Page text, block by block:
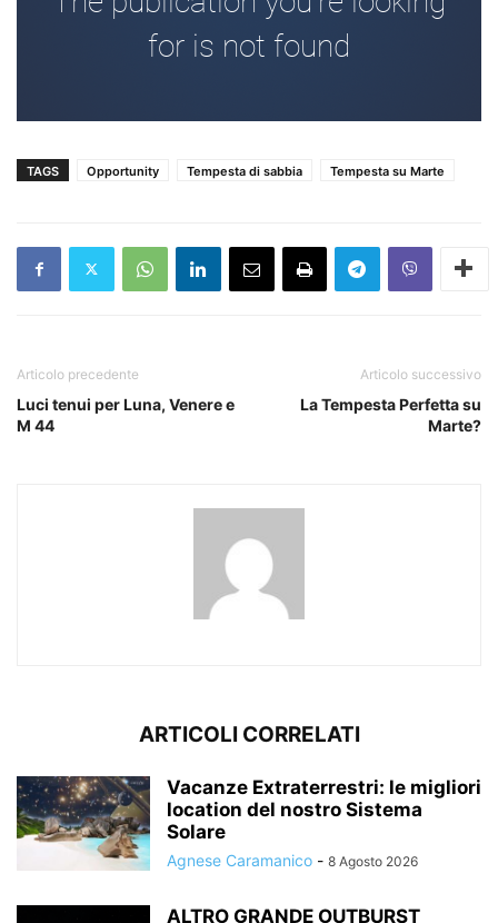
TAGS Opportunity Tempesta di sabbia Tempesta su Marte
Articolo precedente
Luci tenui per Luna, Venere e
M 44
Articolo successivo
La Tempesta Perfetta su
Marte?
ARTICOLI CORRELATI
Vacanze Extraterrestri: le migliori
location del nostro Sistema
Solare
Agnese Caramanico - 8 Agosto 2026
ALTRO GRANDE OUTBURST